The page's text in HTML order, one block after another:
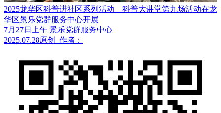
2025龙华区科普进社区系列活动—科普大讲堂第九场活动在龙
华区景乐党群服务中心开展
7月27日上午 景乐党群服务中心
2025.07.28原创 作者：